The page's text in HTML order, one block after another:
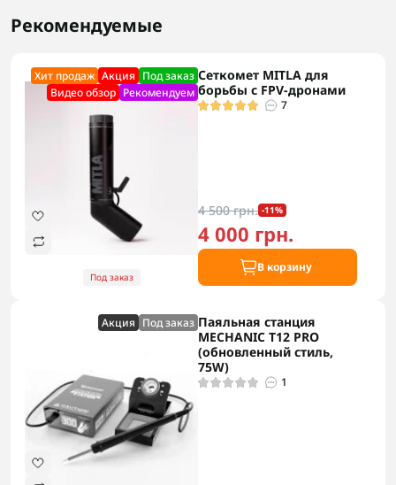
Рекомендуемые
Хит продаж Акция Под заказ
Видео обзор Рекомендуем
Под заказ
Сеткомет MITLA для
борьбы с FPV-дронами
7
4 500 грн. -11%
4 000 грн.
В корзину
Акция Под заказ Паяльная станция
MECHANIC T12 PRO
(обновленный стиль,
75W)
1